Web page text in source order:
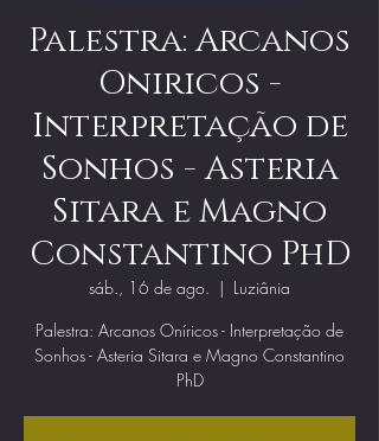
Palestra: Arcanos
Oniricos -
Interpretação de
Sonhos - Asteria
Sitara e Magno
Constantino PhD
sáb., 16 de ago.
  |
Luziânia
Palestra: Arcanos Oníricos - Interpretação de
Sonhos - Asteria Sitara e Magno Constantino
PhD